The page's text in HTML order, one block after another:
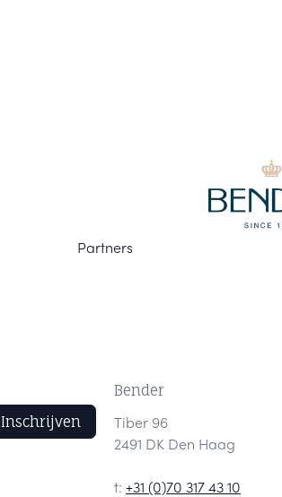
Inschrijven
Bender
Tiber 96
2491 DK Den Haag
t: +31 (0)70 317 43 10
Partners